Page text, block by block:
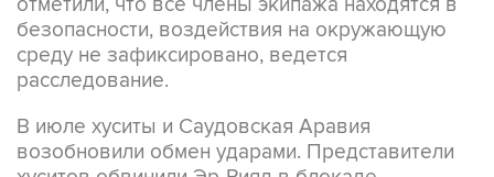
безопасности, воздействия на окружающую
среду не зафиксировано, ведется
расследование.
В июле хуситы и Саудовская Аравия
возобновили обмен ударами. Представители